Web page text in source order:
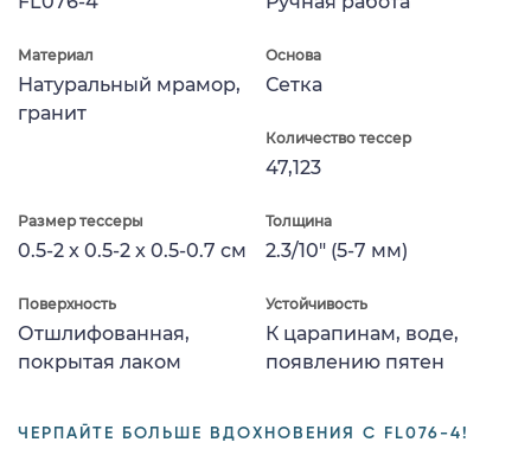
Материал
Натуральный мрамор,
гранит
Основа
Сетка
Количество тессер
47,123
Размер тессеры
0.5-2 x 0.5-2 x 0.5-0.7 см
Толщина
2.3/10" (5-7 мм)
Поверхность
Отшлифованная,
покрытая лаком
Устойчивость
К царапинам, воде,
появлению пятен
ЧЕРПАЙТЕ БОЛЬШЕ ВДОХНОВЕНИЯ С FL076-4!